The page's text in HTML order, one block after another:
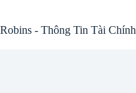
content
Robins - Thông Tin Tài Chính